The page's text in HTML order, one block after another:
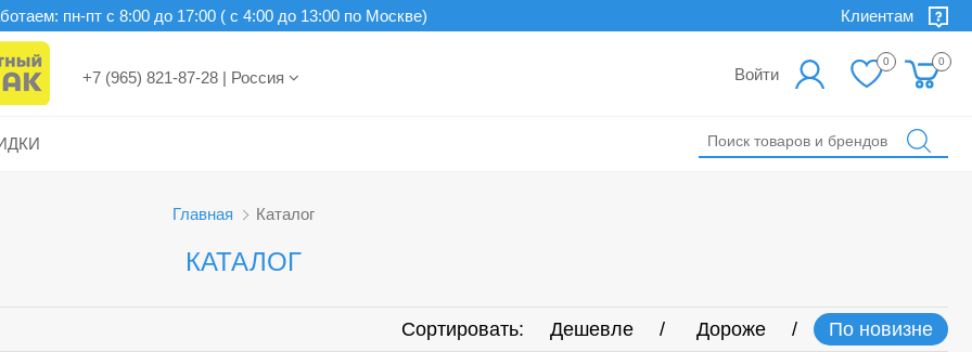
Клиентам
пн-пт c 8:00 до 17:00 ( с 4:00 до 13:00 по Москве)
+7 (965) 821-87-28 | Россия Войти
0 0
Главная Каталог
КАТАЛОГ
Сортировать: Дешевле Дороже По новизне